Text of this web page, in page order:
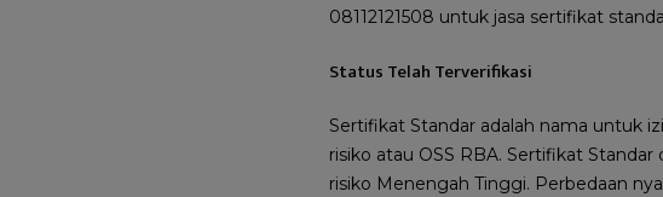
08112121508 untuk jasa sertifikat
Status Telah Terverifikasi
Sertifikat Standar adalah nama untuk
risiko atau OSS RBA. Sertifikat
risiko Menengah Tinggi. Perbedaan